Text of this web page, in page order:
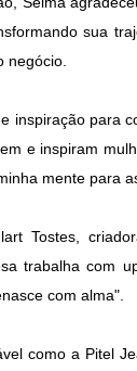
sua
negócio.
inspiração para
e inspiram
mente para
Tostes,
trabalha com
com alma".
como a Pitel